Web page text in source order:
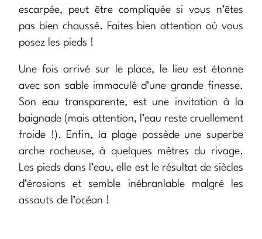
escarpée, peut être compliquée si vous n’êtes
pas bien chaussé. Faites bien attention où vous
posez les pieds !
Une fois arrivé sur le place, le lieu est étonne
avec son sable immaculé d’une grande finesse.
Son eau transparente, est une invitation à la
baignade (mais attention, l’eau reste cruellement
froide !). Enfin, la plage possède une superbe
arche rocheuse, à quelques mètres du rivage.
Les pieds dans l’eau, elle est le résultat de siècles
d’érosions et semble inébranlable malgré les
assauts de l’océan !